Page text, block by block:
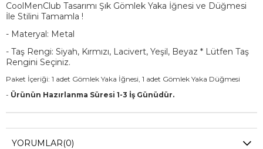
CoolMenClub Tasarımı Şık Gömlek Yaka İğnesi ve Düğmesi
İle Stilini Tamamla !
- Materyal: Metal
- Taş Rengi: Siyah, Kırmızı, Lacivert, Yeşil, Beyaz * Lütfen Taş
Rengini Seçiniz.
Paket İçeriği: 1 adet Gömlek Yaka İğnesi, 1 adet Gömlek Yaka Düğmesi
- Ürünün Hazırlanma Süresi 1-3 İş Günüdür.
YORUMLAR(0)